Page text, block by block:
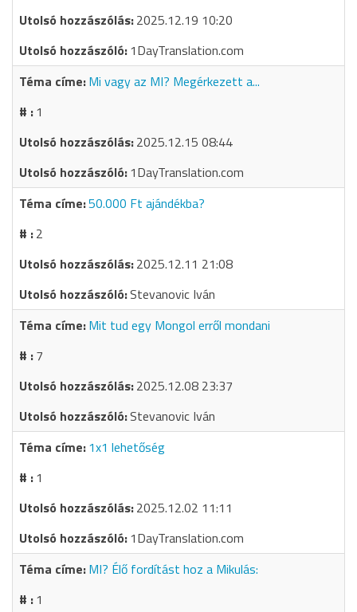
2025.12.19 10:20
1DayTranslation.com
Mi vagy az MI? Megérkezett a...
1
2025.12.15 08:44
1DayTranslation.com
50.000 Ft ajándékba?
2
2025.12.11 21:08
Stevanovic Iván
Mit tud egy Mongol erről mondani
7
2025.12.08 23:37
Stevanovic Iván
1x1 lehetőség
1
2025.12.02 11:11
1DayTranslation.com
MI? Élő fordítást hoz a Mikulás:
1